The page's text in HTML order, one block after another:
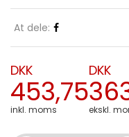
At dele:
453,75
DKK
inkl. moms
DKK
ekskl.